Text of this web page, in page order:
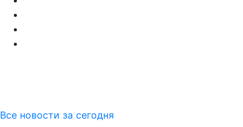
Все новости за сегодня